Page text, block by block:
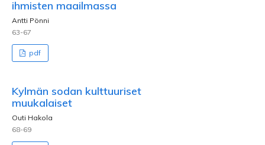
ihmisten maailmassa
Antti Pönni
63-67
pdf
Kylmän sodan kulttuuriset
muukalaiset
Outi Hakola
68-69